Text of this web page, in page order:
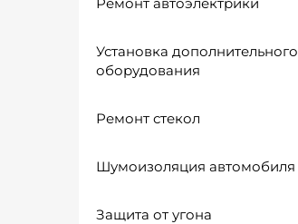
Установка дополнительного
оборудования
Ремонт стекол
Шумоизоляция автомобиля
Защита от угона